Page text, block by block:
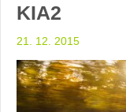
KIA2
21. 12. 2015